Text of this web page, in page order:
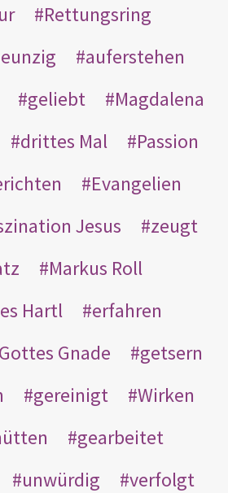
Rettungsring
auferstehen
geliebt
Magdalena
drittes Mal
Passion
Evangelien
Jesus
zeugt
Markus Roll
Hartl
erfahren
Gottes Gnade
getsern
gereinigt
Wirken
gearbeitet
unwürdig
verfolgt